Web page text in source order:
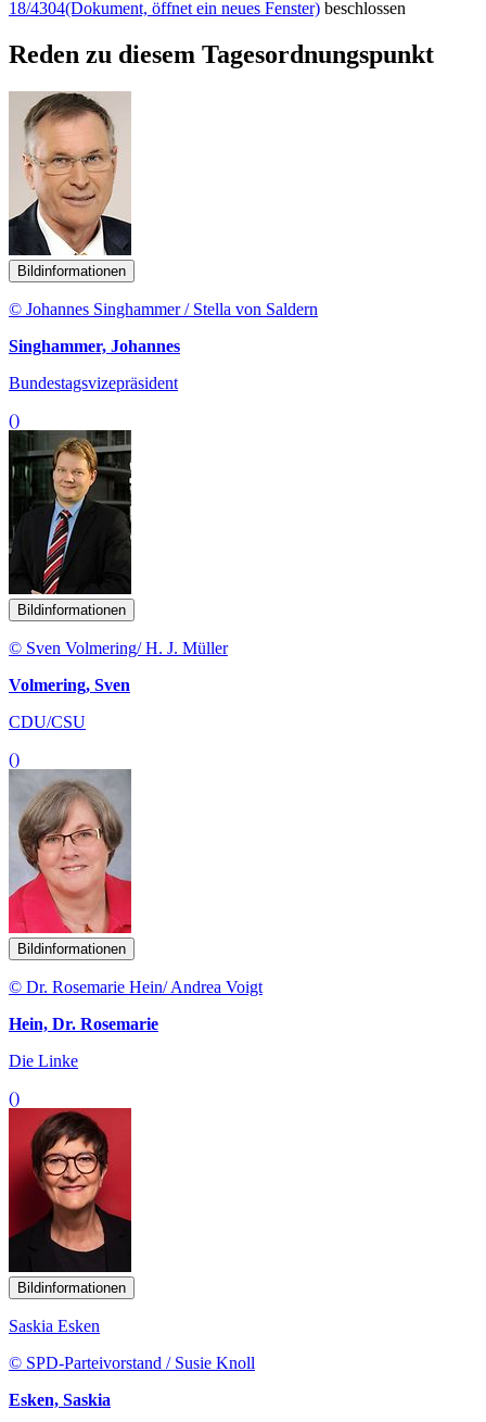
18/4304(Dokument, öffnet ein neues Fenster) beschlossen
Reden zu diesem Tagesordnungspunkt
Bildinformationen
© Johannes Singhammer / Stella von Saldern
Singhammer, Johannes
Bundestagsvizepräsident
()
Bildinformationen
© Sven Volmering/ H. J. Müller
Volmering, Sven
CDU/CSU
()
Bildinformationen
© Dr. Rosemarie Hein/ Andrea Voigt
Hein, Dr. Rosemarie
Die Linke
()
Bildinformationen
Saskia Esken
© SPD-Parteivorstand / Susie Knoll
Esken, Saskia